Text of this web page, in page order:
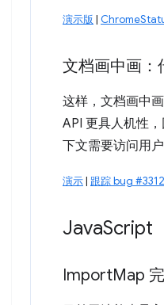
演示版 |
文档画中画：
这样，文档画中
API 更具人机性
下文需要访问用户
演示| 跟踪 bug
JavaScript
ImportMap